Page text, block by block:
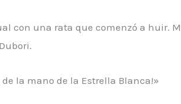
con una rata que comenzó a huir.
la mano de la Estrella Blanca!»